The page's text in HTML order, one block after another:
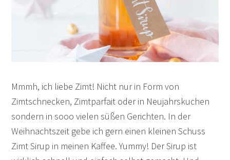
Mmmh, ich liebe Zimt! Nicht nur in Form von
Zimtschnecken, Zimtparfait oder in Neujahrskuchen
sondern in sooo vielen süßen Gerichten. In der
Weihnachtszeit gebe ich gern einen kleinen Schuss
Zimt Sirup in meinen Kaffee. Yummy! Der Sirup ist